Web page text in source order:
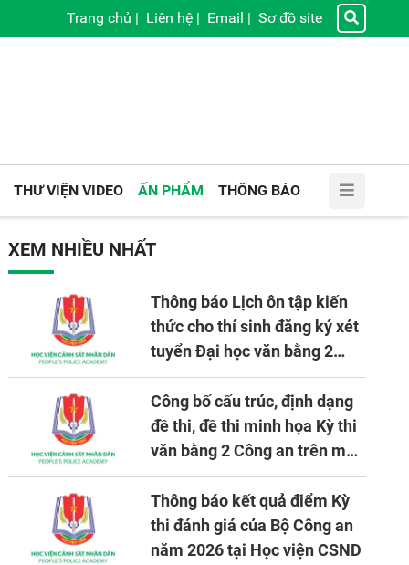
Trang chủ | Liên hệ | Email | Sơ đồ site
THƯ VIỆN VIDEO ẤN PHẨM THÔNG BÁO
XEM NHIỀU NHẤT
Thông báo Lịch ôn tập kiến
thức cho thí sinh đăng ký xét
tuyển Đại học văn bằng 2
tuyển mới, mở tại Học viện
CSND năm học 2026 - 2027
Công bố cấu trúc, định dạng
đề thi, đề thi minh họa Kỳ thi
văn bằng 2 Công an trên máy
tính
Thông báo kết quả điểm Kỳ
thi đánh giá của Bộ Công an
năm 2026 tại Học viện CSND